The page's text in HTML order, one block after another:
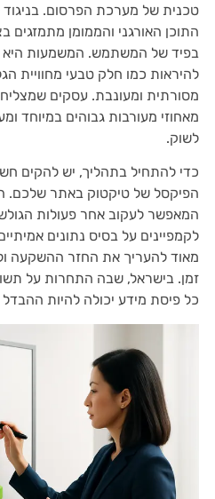
טכנית של מערכת הפרסום.
התוכן האורגני והממומן
בפיד של המשתמש. המשמעות היא
להיראות כמו חלק טבעי מחוויית
מסורתית ומעונבת. עסקים
מאחוזי מעורבות גבוהים במיוחד
לשוק.
כדי להתחיל בתהליך, יש להקים
הפיקסל של טיקטוק באתר שלכם.
המאפשר לעקוב אחר פעולות
לקמפיינים על בסיס נתונים
מאוד להעריך את החזר ההשקעה
זמן. בישראל, שבה התחרות על
כל פיסת מידע יכולה להיות ההבדל